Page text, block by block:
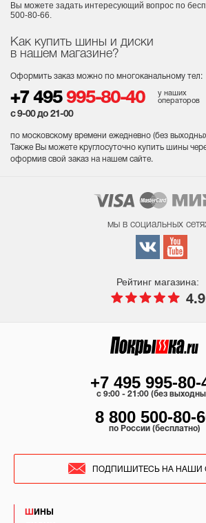
Как купить шины и диски
в нашем магазине?
Оформить заказ можно по многоканальному тел:
+7 495 995-80-40
у наших
операторов
с 9-00 до 21-00
по московскому времени ежедневно (без
Также Вы можете круглосуточно купить шины
оформив свой заказ на нашем сайте.
Вы можете задать интересующий вопрос по
500-80-66.
мы в социальных
Рейтинг магазина:
4.9
ШИНЫ
+7 495 995-80-
c 9:00 - 21:00 (без
8 800 500-80-
по России (бесплатно)
ПОДПИШИТЕСЬ НА НАШИ